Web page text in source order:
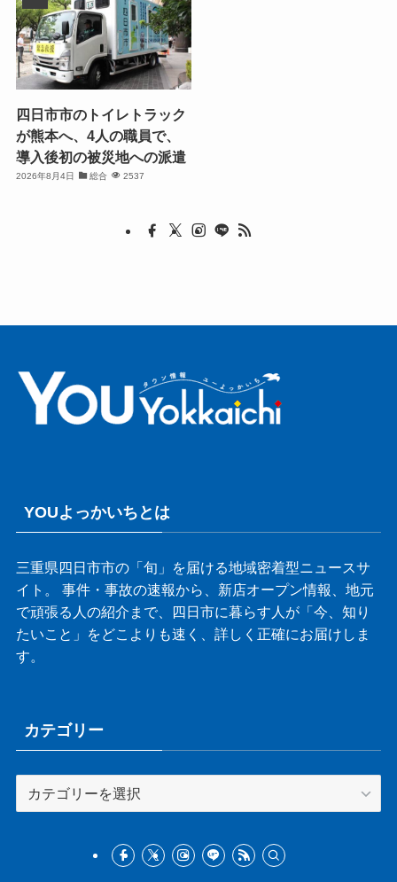
四日市市のトイレトラック
が熊本へ、4人の職員で、
導入後初の被災地への派遣
2026年8月4日 総合 2537
YOUよっかいちとは
三重県四日市市の「旬」を届ける地域密着型ニュースサ
イト。 事件・事故の速報から、新店オープン情報、地元
で頑張る人の紹介まで、四日市に暮らす人が「今、知り
たいこと」をどこよりも速く、詳しく正確にお届けしま
す。
カテゴリー
テ